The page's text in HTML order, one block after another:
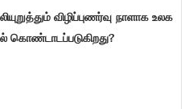
விழிப்புணர்வு நாளாக உலக
கொண்டாடப்படுகிறது?